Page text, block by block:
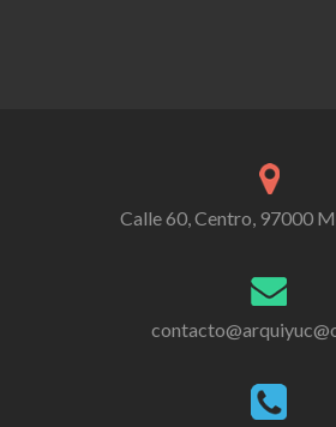
Calle 60, Centro, 97000